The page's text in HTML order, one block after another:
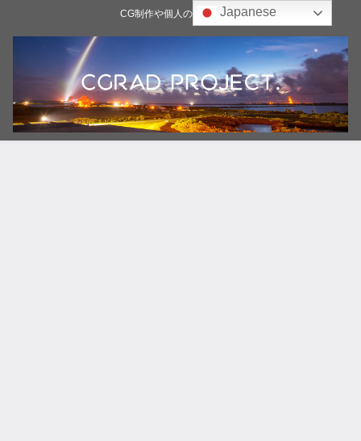
CG制作や個人の雑記ブログJapanese